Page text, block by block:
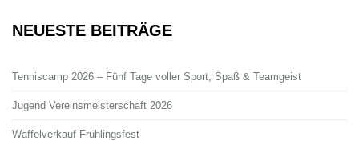
NEUESTE BEITRÄGE
Tenniscamp 2026 – Fünf Tage voller Sport, Spaß & Teamgeist
Jugend Vereinsmeisterschaft 2026
Waffelverkauf Frühlingsfest